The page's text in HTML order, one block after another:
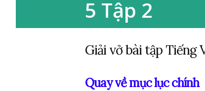
5 Tập 2
Giải vở bài tập Tiếng
Quay về mục lục chính